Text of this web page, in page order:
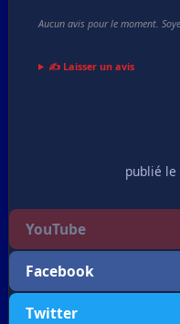
Aucun avis pour le moment.
✍️ Laisser un avis
publié le
YouTube
Facebook
Twitter